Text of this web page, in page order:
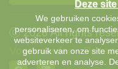
Ⓒ 2026 All rights
Voorwaarden-
Deze
We gebruiken
personaliseren, om
websiteverkeer te
gebruik van onze site
adverteren en analyse.